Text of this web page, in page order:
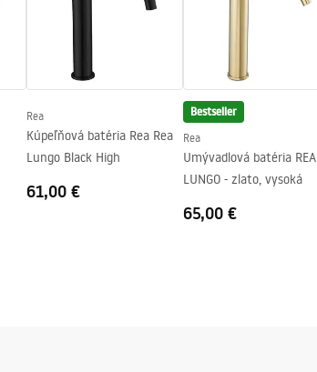
úpravy
5 rokov
Rea
Kúpeľňová batéria Rea Rea
Lungo Black High
61,00 €
Bestseller
Rea
Umývadlová batéria REA
LUNGO - zlato, vysoká
65,00 €